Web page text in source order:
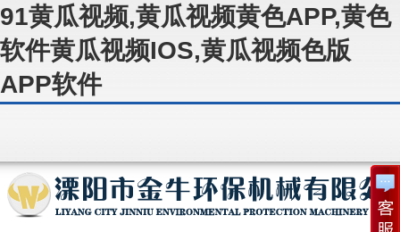
91黄瓜视频,黄瓜视频黄色APP,黄色
软件黄瓜视频IOS,黄瓜视频色版
APP软件